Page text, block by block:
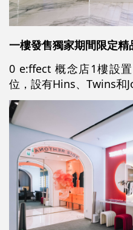
一樓發售獨家期間限定
0 e:ffect 概念店1樓設
位，設有Hins、Twins和